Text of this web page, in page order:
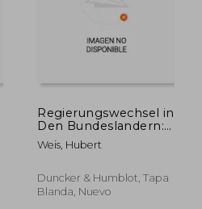
Regierungswechsel in
Den Bundeslandern:
Verfassungspraxis
Und Geltendes Recht
Weis, Hubert
Duncker & Humblot, Tapa
Blanda, Nuevo